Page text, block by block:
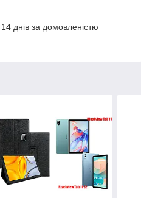
днів за домовленістю